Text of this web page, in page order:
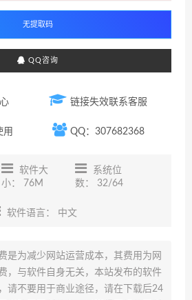
QQ咨询
用
链接失效联系客服
QQ：307682368
软件大
小： 76M
系统位
数： 32/64
软件语言： 中文
是为减少网站运营成本，其费用为网
，与软件自身无关，本站发布的软件
请不要用于商业途径，请在下载后24